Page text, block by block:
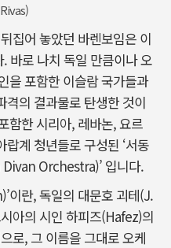
집어 놓았던 바렌보임은 이
바로 나치 독일 만큼이나 오
을 포함한 이슬람 국가들과
격의 결과물로 탄생한 것이
함한 시리아, 레바논, 요르
계 청년들로 구성된 ‘서동
Orchestra)’ 입니다.
이란, 독일의 대문호 괴테(J.
아의 시인 하피즈(Hafez)의
로, 그 이름을 그대로 오케